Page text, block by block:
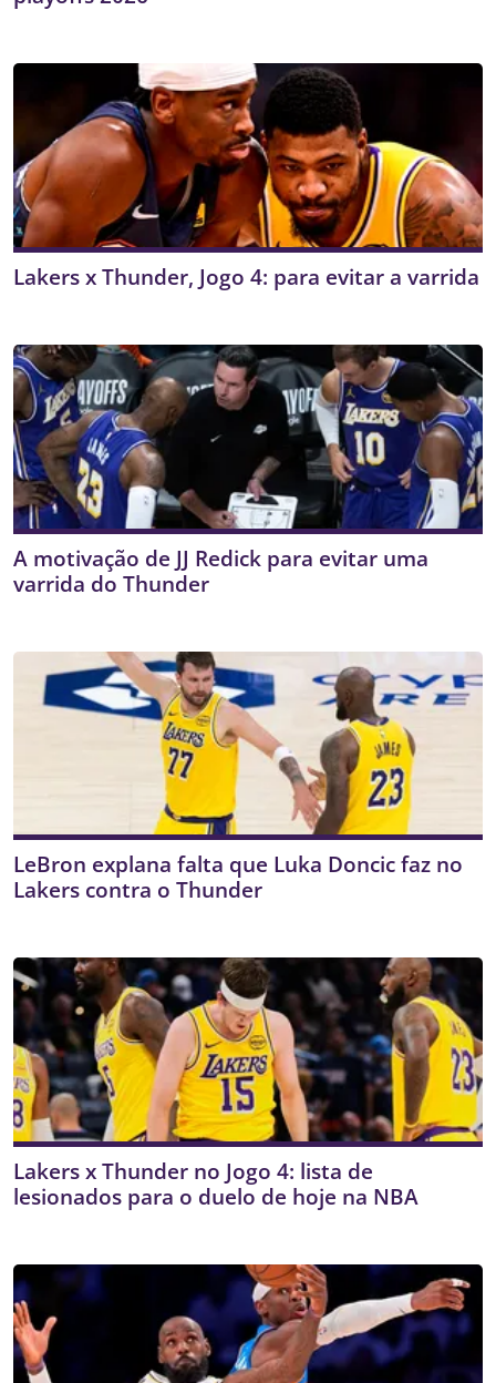
Lakers x Thunder, Jogo 4: para evitar a varrida
A motivação de JJ Redick para evitar uma
varrida do Thunder
LeBron explana falta que Luka Doncic faz no
Lakers contra o Thunder
Lakers x Thunder no Jogo 4: lista de
lesionados para o duelo de hoje na NBA